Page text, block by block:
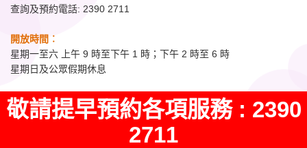
查詢及預約電話: 2390 2711
開放時間︰
星期一至六 上午 9 時至下午 1 時；下午 2 時至 6 時
星期日及公眾假期休息
敬請提早預約各項服務 : 2390
2711